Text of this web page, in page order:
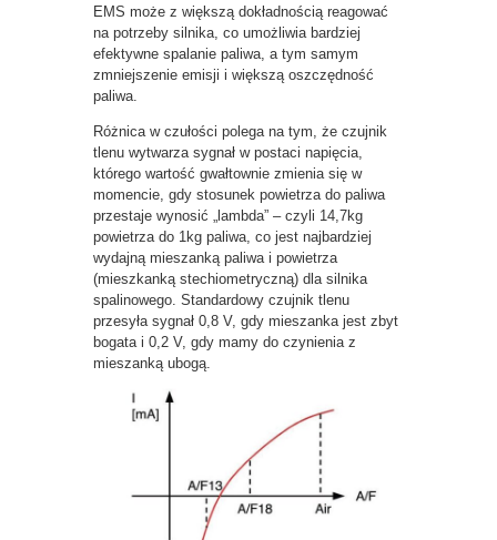
EMS może z większą dokładnością reagować
na potrzeby silnika, co umożliwia bardziej
efektywne spalanie paliwa, a tym samym
zmniejszenie emisji i większą oszczędność
paliwa.
Różnica w czułości polega na tym, że czujnik
tlenu wytwarza sygnał w postaci napięcia,
którego wartość gwałtownie zmienia się w
momencie, gdy stosunek powietrza do paliwa
przestaje wynosić „lambda” – czyli 14,7kg
powietrza do 1kg paliwa, co jest najbardziej
wydajną mieszanką paliwa i powietrza
(mieszkanką stechiometryczną) dla silnika
spalinowego. Standardowy czujnik tlenu
przesyła sygnał 0,8 V, gdy mieszanka jest zbyt
bogata i 0,2 V, gdy mamy do czynienia z
mieszanką ubogą.